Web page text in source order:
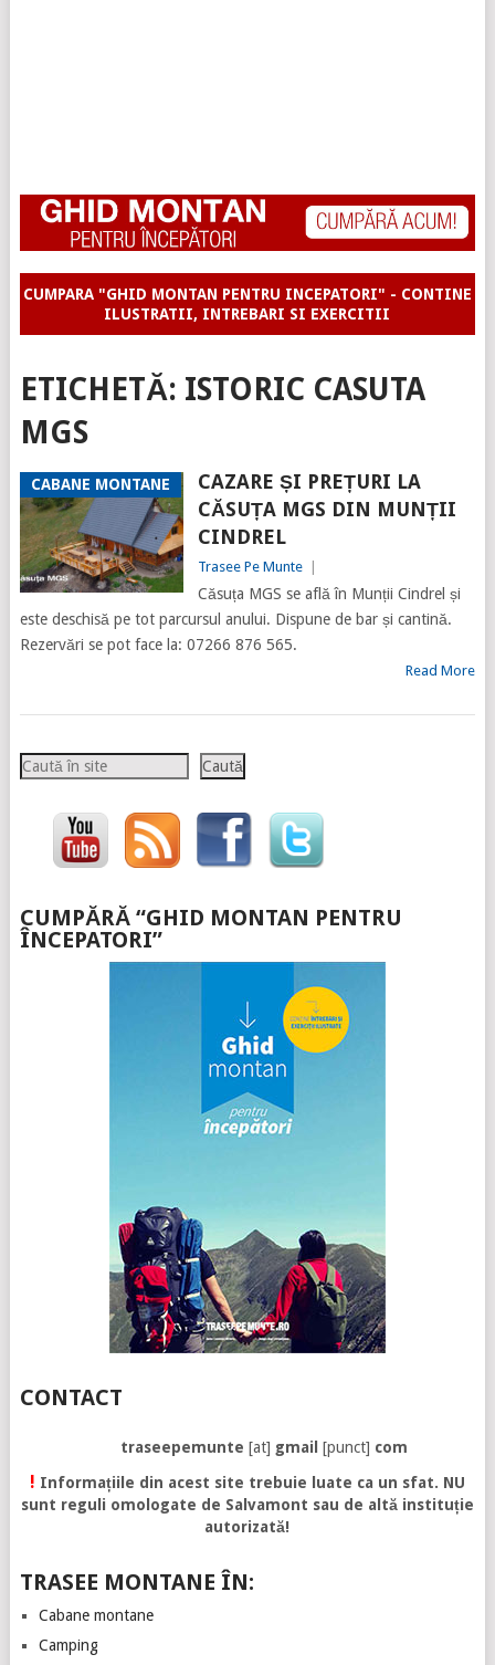
CUMPARA "GHID MONTAN PENTRU INCEPATORI" - CONTINE
ILUSTRATII, INTREBARI SI EXERCITII
ETICHETĂ: ISTORIC CASUTA
MGS
CABANE MONTANE
CAZARE ȘI PREȚURI LA
CĂSUȚA MGS DIN MUNȚII
CINDREL
Trasee Pe Munte
Căsuța MGS se află în Munții Cindrel și
este deschisă pe tot parcursul anului. Dispune de bar și cantină.
Rezervări se pot face la: 07266 876 565.
Read More
Caută Caută
CUMPĂRĂ “GHID MONTAN PENTRU
ÎNCEPATORI”
CONTACT
traseepemunte [at] gmail [punct] com
! Informațiile din acest site trebuie luate ca un sfat. NU
sunt reguli omologate de Salvamont sau de altă instituție
autorizată!
TRASEE MONTANE ÎN:
Cabane montane
Camping